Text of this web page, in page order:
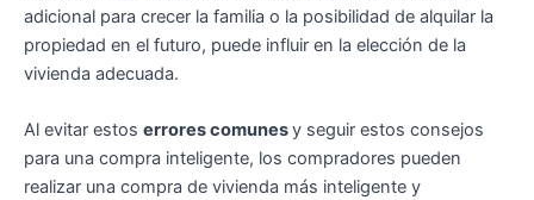
adicional para crecer la familia o la posibilidad de alquilar la
propiedad en el futuro, puede influir en la elección de la
vivienda adecuada.
Al evitar estos errores comunesy seguir estos consejos
para una compra inteligente, los compradores pueden
realizar una compra de vivienda más inteligente y